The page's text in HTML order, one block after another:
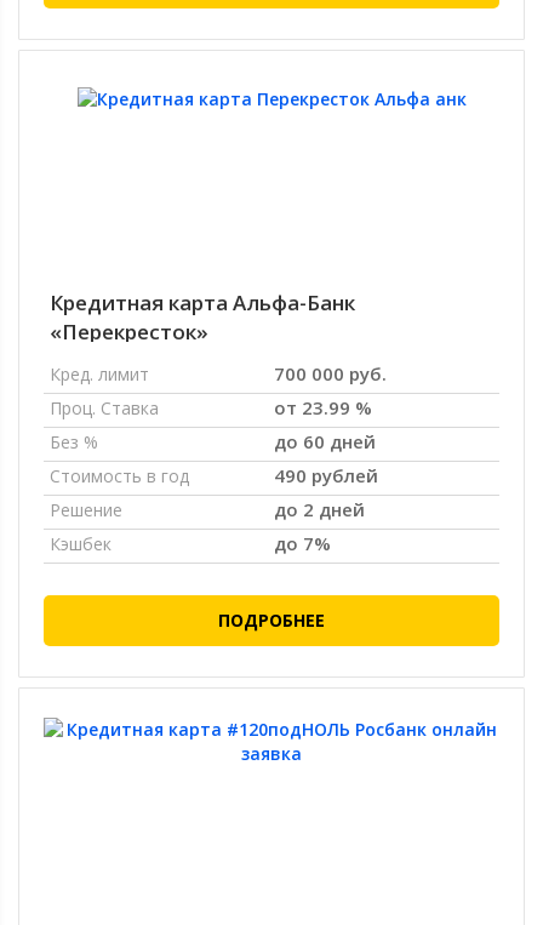
Кредитная карта Альфа-Банк
«Перекресток»
Кред. лимит 700 000 руб.
Проц. Ставка от 23.99 %
Без % до 60 дней
Стоимость в год 490 рублей
Решение до 2 дней
Кэшбек до 7%
ПОДРОБНЕЕ